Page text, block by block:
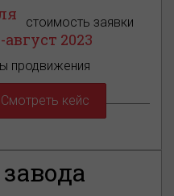
cтоимость заявки
2023
продвижения
Смотреть кейс
АУДИТ
5 мест